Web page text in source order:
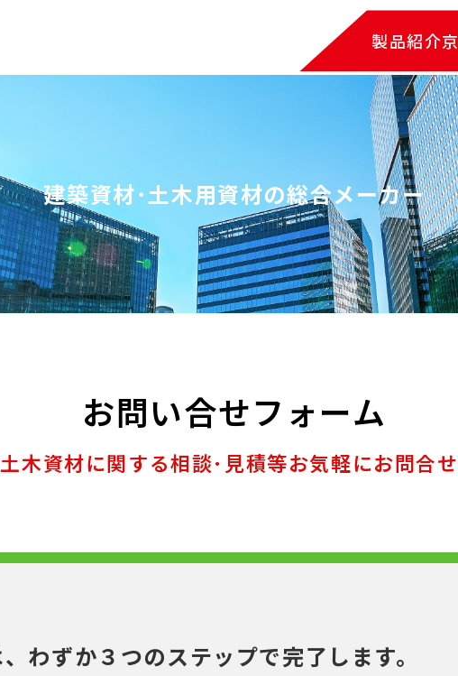
製品紹介
建築資材･土木用資材の総合メーカー
お問い合せフォーム
木資材に関する相談･見積等お気軽にお問合
わずか３つのステップで完了します。